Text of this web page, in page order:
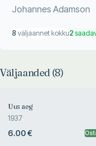
Johannes Adamson
8 väljaannet kokku2
Väljaanded (8)
Uus aeg
1937
6.00 €